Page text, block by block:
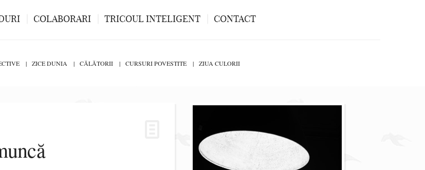
COLABORARI TRICOUL INTELIGENT CONTACT
ZICE DUNIA CĂLĂTORII CURSURI POVESTITE ZIUA CULORII